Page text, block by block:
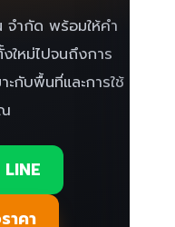
ำกัด พร้อมให้คำ
หม่ไปจนถึงการ
ะกับพื้นที่และการใช้
าคา